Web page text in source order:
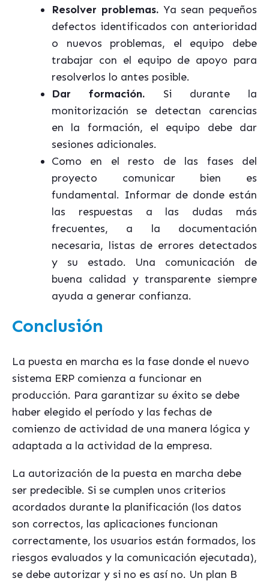
Resolver problemas.Ya sean pequeños
defectos identificados con anterioridad
o nuevos problemas, el equipo debe
trabajar con el equipo de apoyo para
resolverlos lo antes posible.
Dar formación. Si durante la
monitorización se detectan carencias
en la formación, el equipo debe dar
sesiones adicionales.
Como en el resto de las fases del
proyecto comunicar bien es
fundamental. Informar de donde están
las respuestas a las dudas más
frecuentes, a la documentación
necesaria, listas de errores detectados
y su estado. Una comunicación de
buena calidad y transparente siempre
ayuda a generar confianza.
Conclusión
La puesta en marcha es la fase donde el nuevo
sistema ERP comienza a funcionar en
producción. Para garantizar su éxito se debe
haber elegido el período y las fechas de
comienzo de actividad de una manera lógica y
adaptada a la actividad de la empresa.
La autorización de la puesta en marcha debe
ser predecible. Si se cumplen unos criterios
acordados durante la planificación (los datos
son correctos, las aplicaciones funcionan
correctamente, los usuarios están formados, los
riesgos evaluados y la comunicación ejecutada),
se debe autorizar y si no es así no. Un plan B